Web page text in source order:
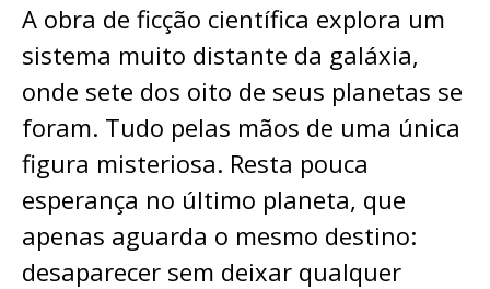
A obra de ficção científica explora um
sistema muito distante da galáxia,
onde sete dos oito de seus planetas se
foram. Tudo pelas mãos de uma única
figura misteriosa. Resta pouca
esperança no último planeta, que
apenas aguarda o mesmo destino:
desaparecer sem deixar qualquer